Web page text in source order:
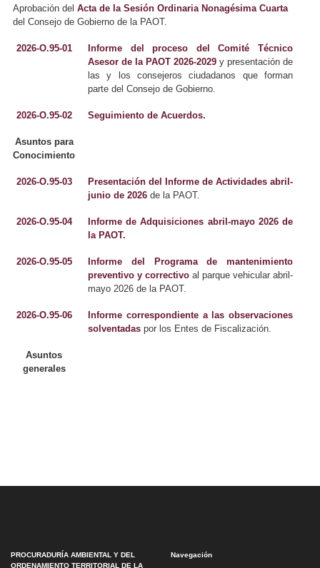
Aprobación del Acta de la Sesión Ordinaria Nonagésima Cuarta
del Consejo de Gobierno de la PAOT.
2026-O.95-01
Informe del proceso del Comité Técnico
Asesor de la PAOT 2026-2029 y presentación de
las y los consejeros ciudadanos que forman
parte del Consejo de Gobierno.
2026-O.95-02 Seguimiento de Acuerdos.
Asuntos para
Conocimiento
2026-O.95-03
Presentación del Informe de Actividades abril-
junio de 2026 de la PAOT.
2026-O.95-04
Informe de Adquisiciones abril-mayo 2026 de
la PAOT.
2026-O.95-05
Informe del Programa de mantenimiento
preventivo y correctivo al parque vehicular abril-
mayo 2026 de la PAOT.
2026-O.95-06
Informe correspondiente a las observaciones
solventadas por los Entes de Fiscalización.
Asuntos
generales
PROCURADURÍA AMBIENTAL Y DEL
ORDENAMIENTO TERRITORIAL DE LA
Navegación